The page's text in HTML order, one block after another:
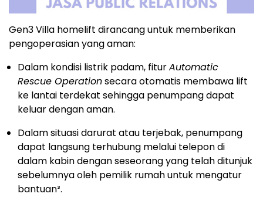
Gen3 Villa homelift dirancang untuk memberikan
pengoperasian yang aman:
Dalam kondisi listrik padam, fiturAutomatic
Rescue Operationsecara otomatis membawa lift
ke lantai terdekat sehingga penumpang dapat
keluar dengan aman.
Dalam situasi darurat atau terjebak, penumpang
dapat langsung terhubung melalui telepon di
dalam kabin dengan seseorang yang telah ditunjuk
sebelumnya oleh pemilik rumah untuk mengatur
bantuan³.